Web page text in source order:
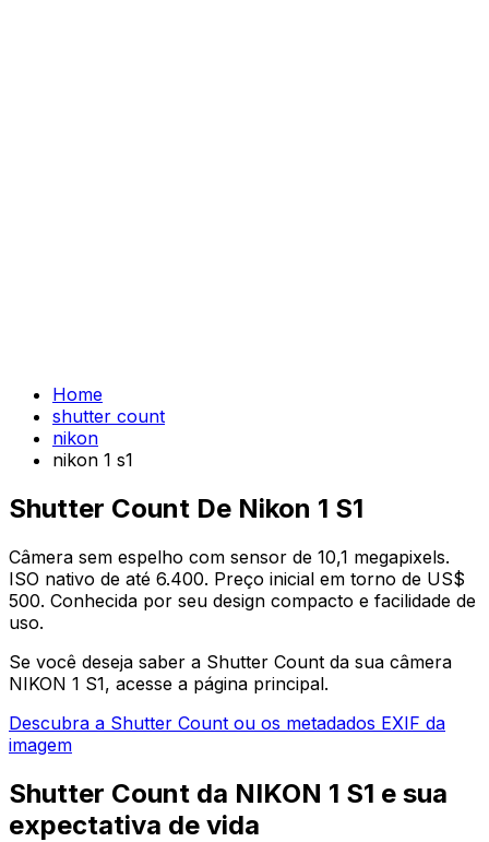
Home
shutter count
nikon
nikon 1 s1
Shutter Count De Nikon 1 S1
Câmera sem espelho com sensor de 10,1 megapixels.
ISO nativo de até 6.400. Preço inicial em torno de US$
500. Conhecida por seu design compacto e facilidade de
uso.
Se você deseja saber a Shutter Count da sua câmera
NIKON 1 S1, acesse a página principal.
Descubra a Shutter Count ou os metadados EXIF da
imagem
Shutter Count da NIKON 1 S1 e sua
expectativa de vida